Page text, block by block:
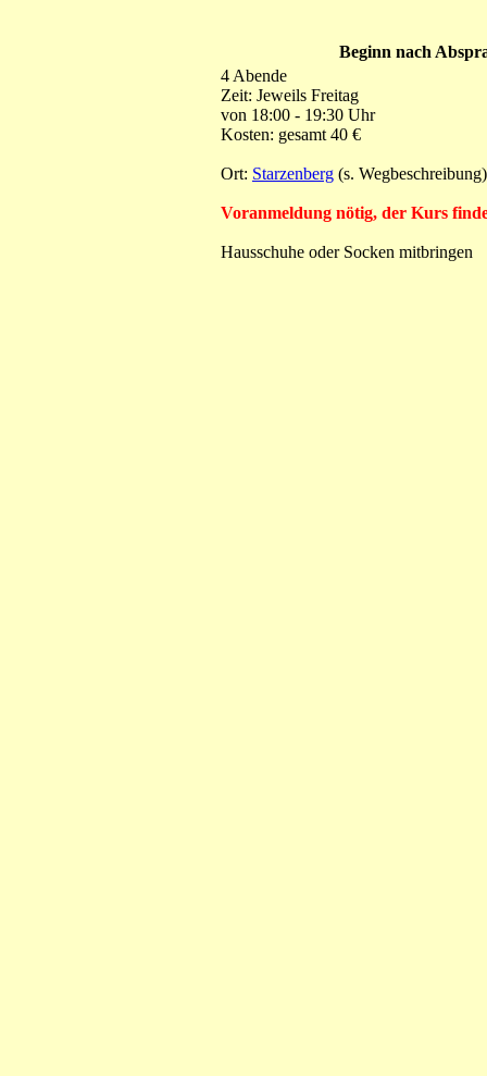
Beginn nach
4 Abende
Zeit: Jeweils Freitag
von 18:00 - 19:30 Uhr
Kosten: gesamt 40 €
Ort: Starzenberg (s. Wegbeschreibung)
Voranmeldung nötig, der Kurs
Hausschuhe oder Socken mitbringen